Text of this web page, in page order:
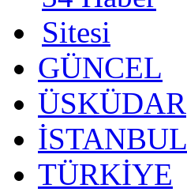
GÜNCEL
ÜSKÜDAR
İSTANBUL
TÜRKİYE